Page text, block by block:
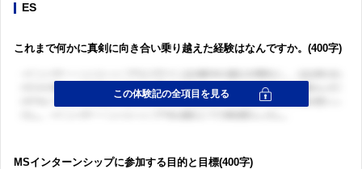
ES
これまで何かに真剣に向き合い乗り越えた経験はなんですか。(400字)
MSインターンシップに参加する目的と目標(400字)